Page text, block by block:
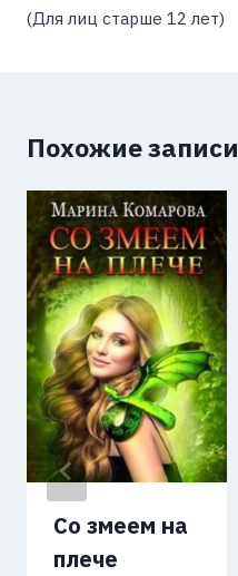
(Для лиц старше 12 лет)
Похожие записи
Со змеем на
плече